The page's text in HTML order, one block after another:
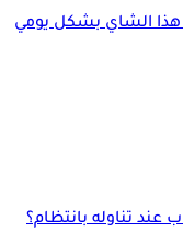
هذا الشاي بشكل يومي
عند تناوله بانتظام؟